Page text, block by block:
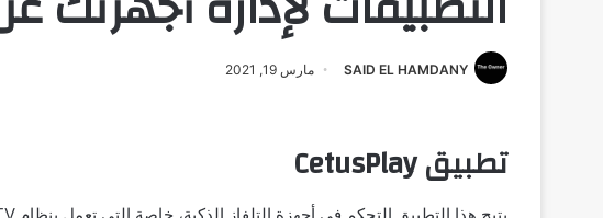
SAID EL HAMDANY مارس 19, 2021
تطبيق CetusPlay